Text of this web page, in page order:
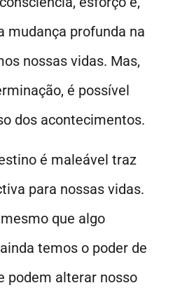
mudança profunda na
nossas vidas. Mas,
é possível
dos acontecimentos.
é maleável traz
para nossas vidas.
que algo
temos o poder de
podem alterar nosso